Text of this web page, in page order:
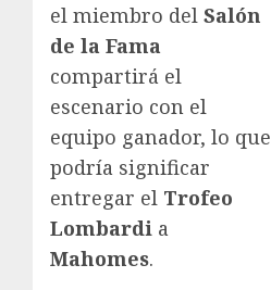
el miembro del Salón
de la Fama
compartirá el
escenario con el
equipo ganador, lo que
podría significar
entregar el Trofeo
Lombardi a
Mahomes.